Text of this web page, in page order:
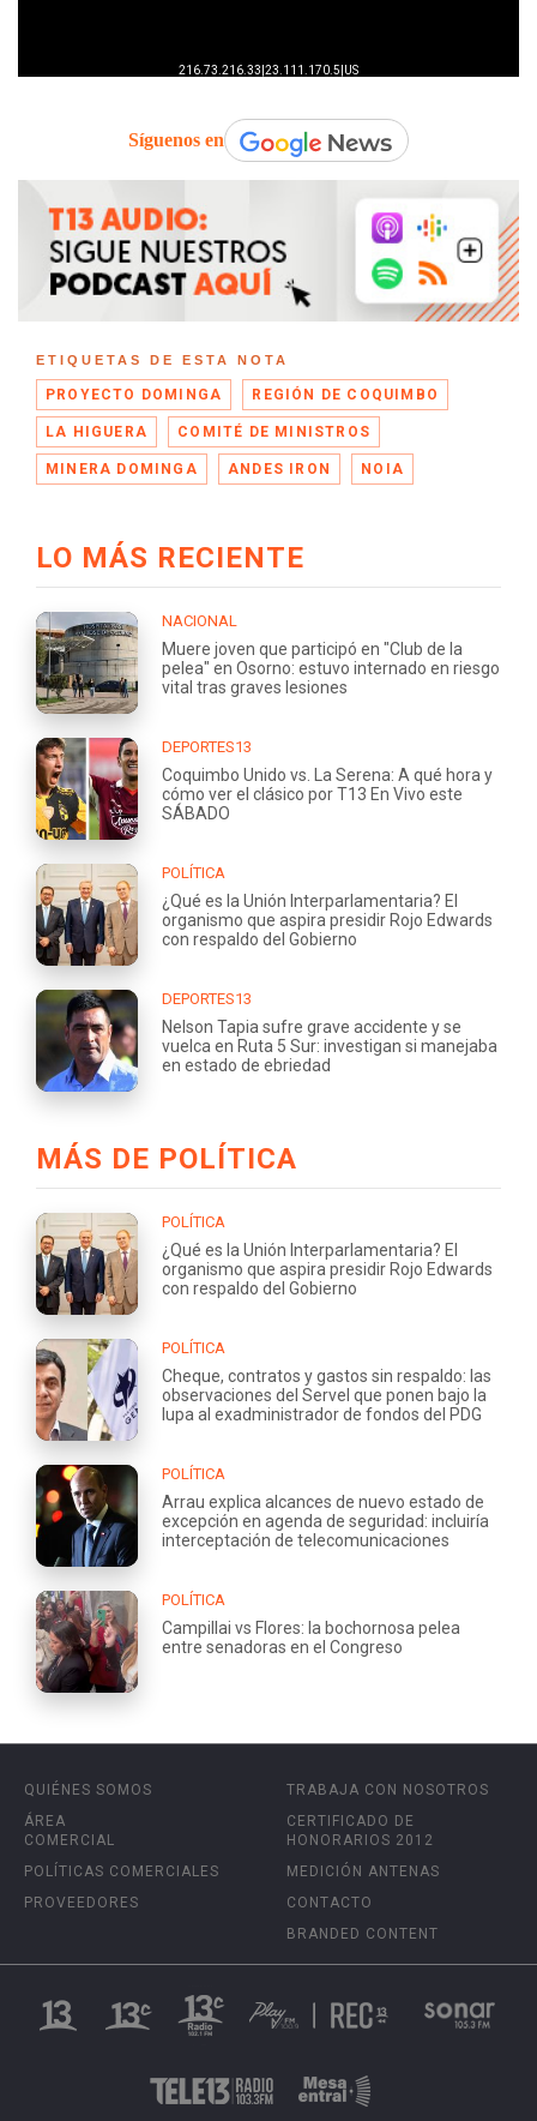
Síguenos en
ETIQUETAS DE ESTA NOTA
PROYECTO DOMINGA REGIÓN DE COQUIMBO
LA HIGUERA COMITÉ DE MINISTROS
MINERA DOMINGA ANDES IRON NOIA
LO MÁS RECIENTE
NACIONAL
Muere joven que participó en "Club de la
pelea" en Osorno: estuvo internado en riesgo
vital tras graves lesiones
DEPORTES13
Coquimbo Unido vs. La Serena: A qué hora y
cómo ver el clásico por T13 En Vivo este
SÁBADO
POLÍTICA
¿Qué es la Unión Interparlamentaria? El
organismo que aspira presidir Rojo Edwards
con respaldo del Gobierno
DEPORTES13
Nelson Tapia sufre grave accidente y se
vuelca en Ruta 5 Sur: investigan si manejaba
en estado de ebriedad
MÁS DE POLÍTICA
POLÍTICA
¿Qué es la Unión Interparlamentaria? El
organismo que aspira presidir Rojo Edwards
con respaldo del Gobierno
POLÍTICA
Cheque, contratos y gastos sin respaldo: las
observaciones del Servel que ponen bajo la
lupa al exadministrador de fondos del PDG
POLÍTICA
Arrau explica alcances de nuevo estado de
excepción en agenda de seguridad: incluiría
interceptación de telecomunicaciones
POLÍTICA
Campillai vs Flores: la bochornosa pelea
entre senadoras en el Congreso
QUIÉNES SOMOS
ÁREA
COMERCIAL
POLÍTICAS COMERCIALES
PROVEEDORES
TRABAJA CON NOSOTROS
CERTIFICADO DE
HONORARIOS 2012
MEDICIÓN ANTENAS
CONTACTO
BRANDED CONTENT